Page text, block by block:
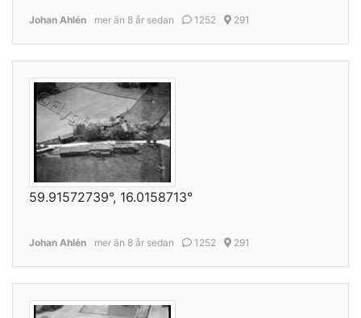
Johan Ahlén mer än 8 år sedan 1252 291
59.91572739°, 16.0158713°
Johan Ahlén mer än 8 år sedan 1252 291